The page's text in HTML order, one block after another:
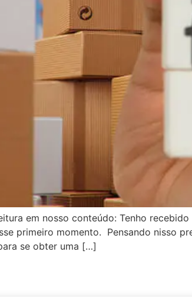
em nosso conteúdo: Tenho
primeiro momento. Pensando nisso
se obter uma […]